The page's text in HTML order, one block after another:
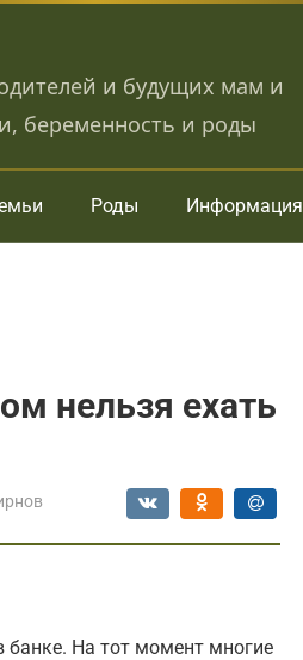
и будущих мам и
беременность и роды
Роды Информация
нельзя ехать
банке. На тот момент многие